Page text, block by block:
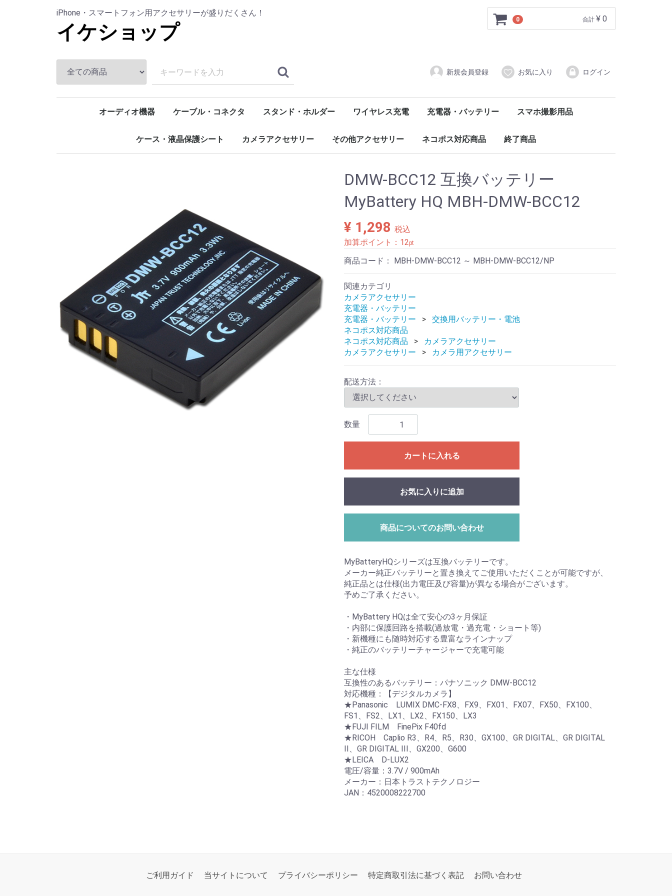
iPhone・スマートフォン用アクセサリーが盛りだくさん！
イケショップ
0 合計 ¥ 0
新規会員登録 お気に入り ログイン
オーディオ機器
イヤホン・ヘッドホン
ケーブル・コネクタ
マルチケーブル
Type-C (USB-C)
Lightning
microUSB
映像出力用
LAN
USBハブ・延長
変換アダプタ
スタンド・ホルダー ワイヤレス充電
レシーバー
デッキ
充電器・バッテリー
モバイルバッテリー
ACアダプタータイプ
車載用（DC12V）
充電クレードル
交換用バッテリー・電池
関連アクセサリー
スマホ撮影用品
クリップ・クランプ
スマホ三脚
ボディマウント
その他マウント
撮影用ライト
ケース・液晶保護シート カメラアクセサリー その他アクセサリー ネコポス対応商品 終了商品
DMW-BCC12 互換バッテリー
MyBattery HQ MBH-DMW-BCC12
¥ 1,298 税込
加算ポイント： 12pt
商品コード： MBH-DMW-BCC12 ～ MBH-DMW-BCC12/NP
関連カテゴリ
カメラアクセサリー
充電器・バッテリー
充電器・バッテリー
交換用バッテリー・電池
ネコポス対応商品
ネコポス対応商品
カメラアクセサリー
カメラアクセサリー
カメラ用アクセサリー
配送方法：
数量
カートに入れる
お気に入りに追加
商品についてのお問い合わせ
MyBatteryHQシリーズは互換バッテリーです。
メーカー純正バッテリーと置き換えてご使用いただくことが可能ですが、
純正品とは仕様(出力電圧及び容量)が異なる場合がございます。
予めご了承ください。
・MyBattery HQは全て安心の3ヶ月保証
・内部に保護回路を搭載(過放電・過充電・ショート等)
・新機種にも随時対応する豊富なラインナップ
・純正のバッテリーチャージャーで充電可能
主な仕様
互換性のあるバッテリー：パナソニック DMW-BCC12
対応機種：【デジタルカメラ】
★Panasonic LUMIX DMC-FX8、FX9、FX01、FX07、FX50、FX100、
FS1、FS2、LX1、LX2、FX150、LX3
★FUJI FILM FinePix F40fd
★RICOH Caplio R3、R4、R5、R30、GX100、GR DIGITAL、GR DIGITAL
II、GR DIGITAL III、GX200、G600
★LEICA D-LUX2
電圧/容量：3.7V / 900mAh
メーカー：日本トラストテクノロジー
JAN：4520008222700
ご利用ガイド 当サイトについて プライバシーポリシー 特定商取引法に基づく表記 お問い合わせ